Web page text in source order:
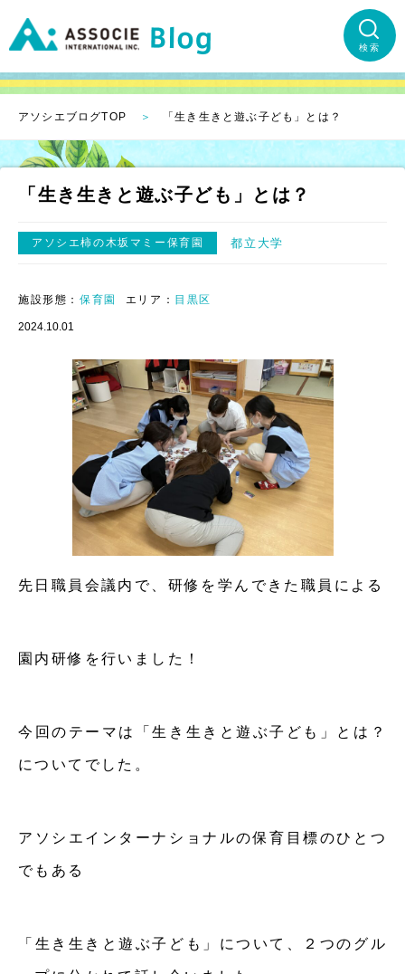
検索
アソシエブログTOP 「生き生きと遊ぶ子ども」とは？
「生き生きと遊ぶ子ども」とは？
アソシエ柿の木坂マミー保育園 都立大学
施設形態： 保育園 エリア： 目黒区
2024.10.01
先日職員会議内で、研修を学んできた職員による
園内研修を行いました！
今回のテーマは「生き生きと遊ぶ子ども」とは？
についてでした。
アソシエインターナショナルの保育目標のひとつ
でもある
「生き生きと遊ぶ子ども」について、２つのグル